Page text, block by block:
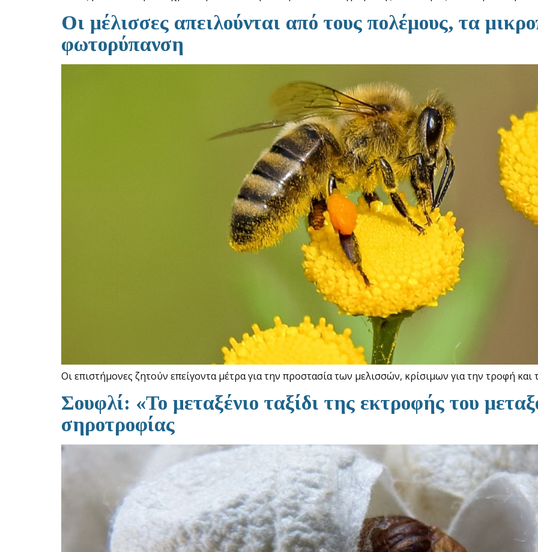
Οι μέλισσες απειλούνται από τους πολέμους, τα
φωτορύπανση
Οι επιστήμονες ζητούν επείγοντα μέτρα για την προστασία των μελισσών, κρίσιμων για την τροφή
Σουφλί: «Το μεταξένιο ταξίδι της εκτροφής του
σηροτροφίας